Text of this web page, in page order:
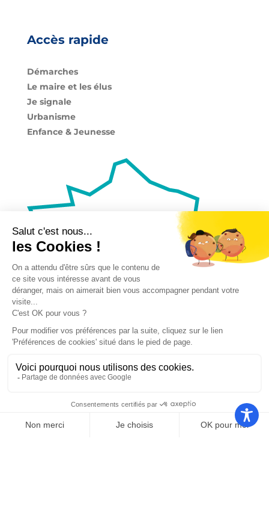
Accès rapide
Démarches
Le maire et les élus
Je signale
Urbanisme
Enfance & Jeunesse
Nos autres sites